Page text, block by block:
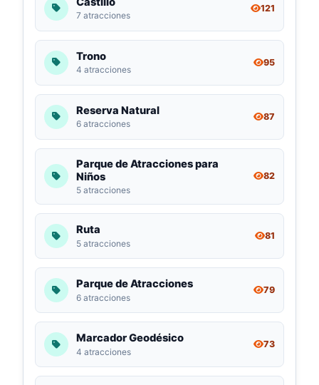
7 atracciones
121
Trono
4 atracciones
95
Reserva Natural
6 atracciones
87
Parque de Atracciones para
Niños
5 atracciones
82
Ruta
5 atracciones
81
Parque de Atracciones
6 atracciones
79
Marcador Geodésico
4 atracciones
73